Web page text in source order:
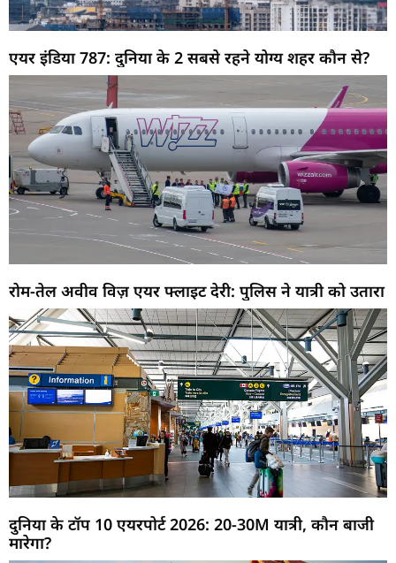
एयर इंडिया 787: दुनिया के 2 सबसे रहने योग्य शहर कौन से?
रोम-तेल अवीव विज़ एयर फ्लाइट देरी: पुलिस ने यात्री को उतारा
दुनिया के टॉप 10 एयरपोर्ट 2026: 20-30M यात्री, कौन बाजी
मारेगा?